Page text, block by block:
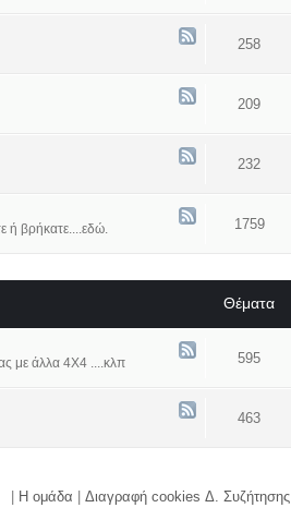
258
209
232
ή βρήκατε....εδώ. 1759
Θέματα
με άλλα 4Χ4 ....κλπ 595
463
Η ομάδα Διαγραφή cookies Δ. Συζήτησης